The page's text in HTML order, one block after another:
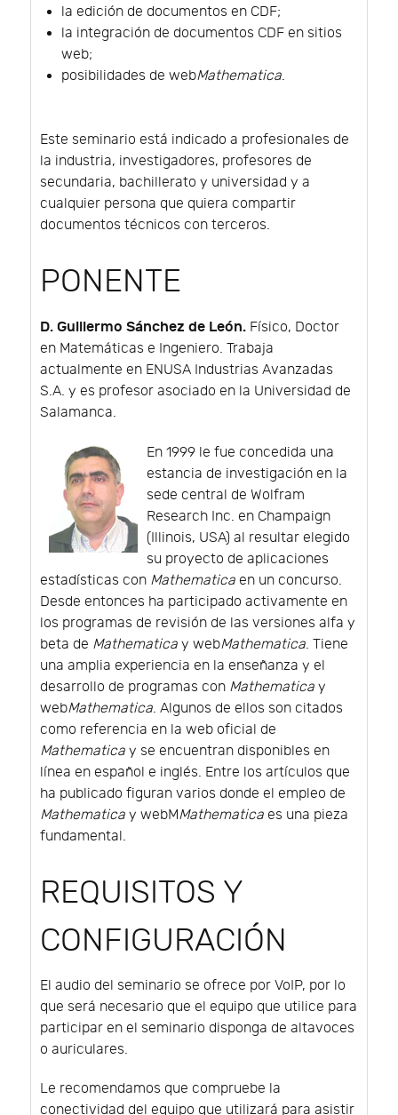
la edición de documentos en CDF;
la integración de documentos CDF en sitios
web;
posibilidades de webMathematica.
Este seminario está indicado a profesionales de
la industria, investigadores, profesores de
secundaria, bachillerato y universidad y a
cualquier persona que quiera compartir
documentos técnicos con terceros.
PONENTE
D. Guillermo Sánchez de León. Físico, Doctor
en Matemáticas e Ingeniero. Trabaja
actualmente en ENUSA Industrias Avanzadas
S.A. y es profesor asociado en la Universidad de
Salamanca.
En 1999 le fue concedida una
estancia de investigación en la
sede central de Wolfram
Research Inc. en Champaign
(Illinois, USA) al resultar elegido
su proyecto de aplicaciones
estadísticas con Mathematica en un concurso.
Desde entonces ha participado activamente en
los programas de revisión de las versiones alfa y
beta de Mathematica y webMathematica. Tiene
una amplia experiencia en la enseñanza y el
desarrollo de programas con Mathematica y
webMathematica. Algunos de ellos son citados
como referencia en la web oficial de
Mathematica y se encuentran disponibles en
línea en español e inglés. Entre los artículos que
ha publicado figuran varios donde el empleo de
Mathematica y webMMathematica es una pieza
fundamental.
REQUISITOS Y
CONFIGURACIÓN
El audio del seminario se ofrece por VoIP, por lo
que será necesario que el equipo que utilice para
participar en el seminario disponga de altavoces
o auriculares.
Le recomendamos que compruebe la
conectividad del equipo que utilizará para asistir